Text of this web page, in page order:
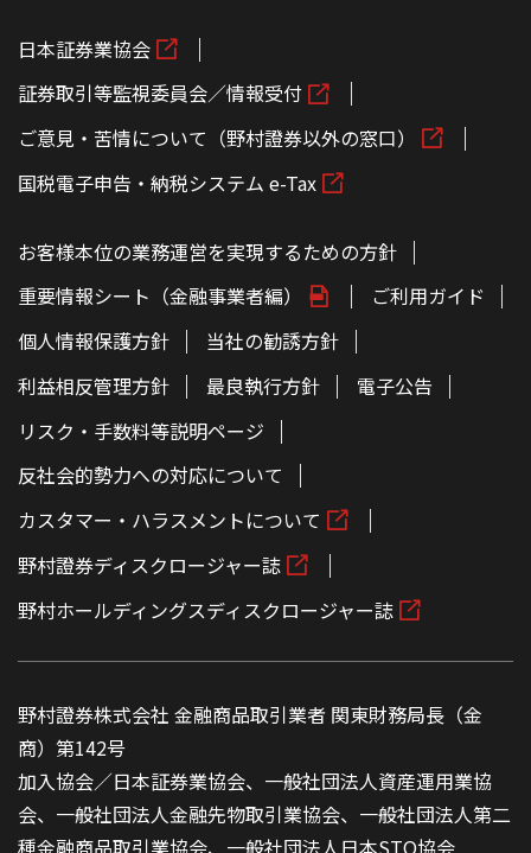
日本証券業協会
証券取引等監視委員会／情報受付
ご意見・苦情について（野村證券以外の窓口）
国税電子申告・納税システム e-Tax
お客様本位の業務運営を実現するための方針
重要情報シート（金融事業者編）
ご利用ガイド
個人情報保護方針
当社の勧誘方針
利益相反管理方針
最良執行方針
電子公告
リスク・手数料等説明ページ
反社会的勢力への対応について
カスタマー・ハラスメントについて
野村證券ディスクロージャー誌
野村ホールディングスディスクロージャー誌
野村證券株式会社 金融商品取引業者 関東財務局長（金
商）第142号
加入協会／日本証券業協会、一般社団法人資産運用業協
会、一般社団法人金融先物取引業協会、一般社団法人第二